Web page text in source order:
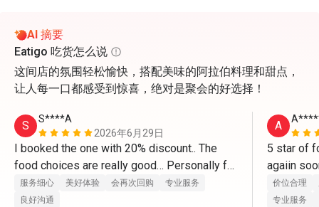
AI 摘要
Eatigo 吃货怎么说
这间店的氛围轻松愉快，搭配美味的阿拉伯料理和甜点，
让人每一口都感受到惊喜，绝对是聚会的好选择！
S
S****A
2026年6月29日
I booked the one with 20% discount.. The
food choices are really good… Personally for
me, worth it for the price because we tried
most of the food in small quantity… I will
服务细心 美好体验 会再次回购
专业服务
良好沟通
A
5 star of
价位合理
专业服务